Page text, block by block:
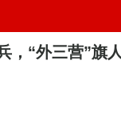
，“外三营”旗